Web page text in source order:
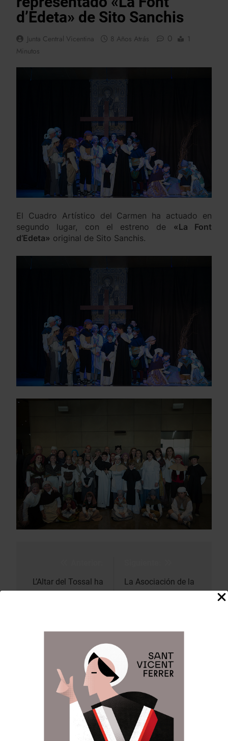
d’Edeta» de Sito Sanchis
Junta Central Vicentina 8 Años Atrás 0
1
Minutos
El Cuadro Artístico del Carmen ha actuado en
segundo lugar, con el estreno de «La Font
d’Edeta» original de Sito Sanchis.
de
L’Altar del Tossal ha
representado «El
La Asociación de la
Pila Bautismal ha
Peris-Celda
DEJA UNA RESPUESTA
Tu dirección de correo electrónico no será
Los campos obligatorios están